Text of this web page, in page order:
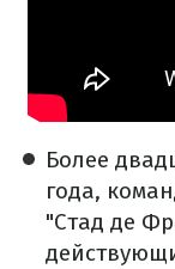
Более
года,
"Стад де